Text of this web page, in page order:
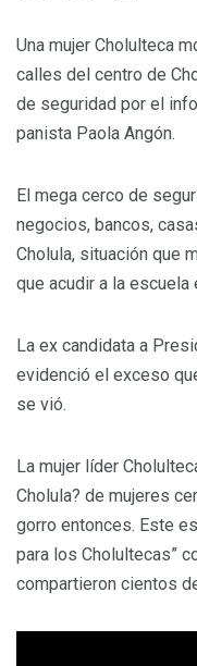
Una mujer Cholulteca
calles del centro de
de seguridad por el
panista Paola Angón.
El mega cerco de
negocios, bancos,
Cholula, situación que
que acudir a la escuela
La ex candidata a
evidenció el exceso
se vió.
La mujer líder
Cholula? de mujeres
gorro entonces. Este
para los Cholultecas”
compartieron cientos